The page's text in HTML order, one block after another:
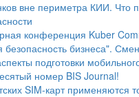
вне периметра КИИ. Что
конференция Kuber
бизнеса".
подготовки
номер BIS Journal!
SIM-карт применяются